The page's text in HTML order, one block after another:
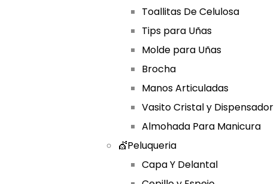
Toallitas De Celulosa
Tips para Uñas
Molde para Uñas
Brocha
Manos Articuladas
Vasito Cristal y Dispensador
Almohada Para Manicura
💇Peluqueria
Capa Y Delantal